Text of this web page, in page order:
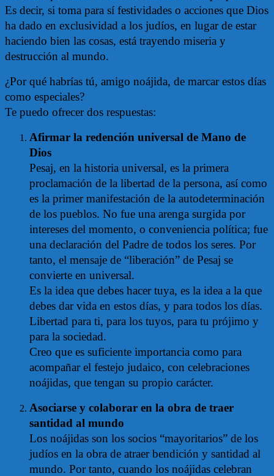
Es decir, si toma para sí festividades o acciones que Dios
ha dado en exclusividad a los judíos, en lugar de estar
haciendo bien las cosas, está trayendo miseria y
destrucción al mundo.
¿Por qué habrías tú, amigo noájida, de marcar estos días
como especiales?
Te puedo ofrecer dos respuestas:
Afirmar la redención universal de Mano de
Dios
Pesaj, en la historia universal, es la primera
proclamación de la libertad de la persona, así como
es la primer manifestación de la autodeterminación
de los pueblos. No fue una arenga surgida por
intereses del momento, o conveniencia política; fue
una declaración del Padre de todos los seres. Por
tanto, el mensaje de “liberación” de Pesaj se
convierte en universal.
Es la idea que debes hacer tuya, es la idea a la que
debes dar vida en estos días, y para todos los días.
Libertad para ti, para los tuyos, para tu prójimo y
para la sociedad.
Creo que es suficiente importancia como para
acompañar el festejo judaico, con celebraciones
noájidas, que tengan su propio carácter.
Asociarse y colaborar en la obra de traer
santidad al mundo
Los noájidas son los socios “mayoritarios” de los
judíos en la obra de atraer bendición y santidad al
mundo. Por tanto, cuando los noájidas celebran